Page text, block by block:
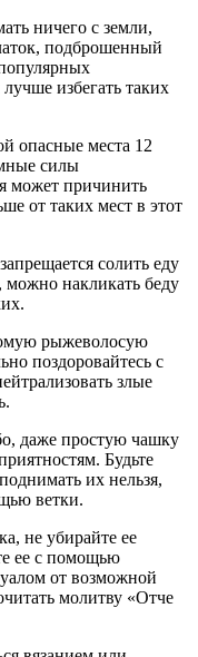
ничего с земли,
подброшенный
избегать таких
опасные места 12
силы
может причинить
от таких мест в этот
солить еду
можно накликать беду
рыжеволосую
поздоровайтесь с
злые
даже простую чашку
Будьте
их нельзя,
ветки.
не убирайте ее
ее с помощью
от возможной
молитву «Отче